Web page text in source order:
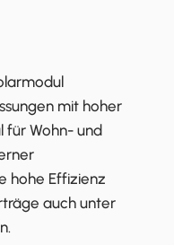
mit hoher
für Wohn- und
hohe Effizienz
auch unter